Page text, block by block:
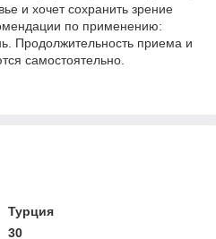
и хочет сохранить зрение
по применению:
Продолжительность приема и
самостоятельно.
Турция
30